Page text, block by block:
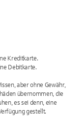
Kreditkarte.
Debitkarte.
aber ohne Gewähr,
übernommen, die
es sei denn, eine
gestellt.